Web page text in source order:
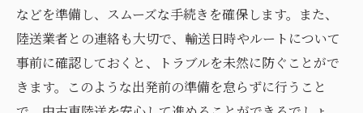
などを準備し、スムーズな手続きを確保します。また、
陸送業者との連絡も大切で、輸送日時やルートについて
事前に確認しておくと、トラブルを未然に防ぐことがで
きます。このような出発前の準備を怠らずに行うこと